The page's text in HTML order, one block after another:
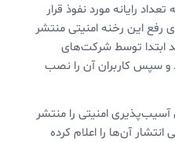
رایانه مورد نفوذ قرار
رفع این رخنه امنیتی منتشر
ابتدا توسط شرکت‌های
و سپس کاربران آن را نصب
امنیتی را منتشر
انتشار آن‌ها را اعلام کرده